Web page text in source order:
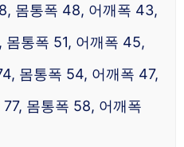
몸통폭 48, 어깨폭 43,
몸통폭 51, 어깨폭 45,
몸통폭 54, 어깨폭 47,
77, 몸통폭 58, 어깨폭